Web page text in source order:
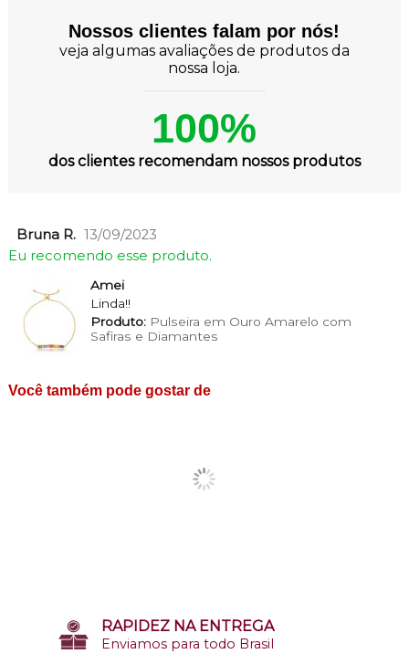
Nossos clientes falam por nós!
veja algumas avaliações de produtos da
nossa loja.
100%
dos clientes recomendam nossos produtos
Bruna R. 13/09/2023
Eu recomendo esse produto.
Amei
Linda!!
Produto:Pulseira em Ouro Amarelo com
Safiras e Diamantes
Você também pode gostar de
RAPIDEZ NA ENTREGA
Enviamos para todo Brasil